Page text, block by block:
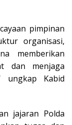
pimpinan
organisasi,
memberikan
dan menjaga
ungkap Kabid
jajaran Polda